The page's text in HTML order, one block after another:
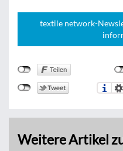
textile network-
Weitere Artikel